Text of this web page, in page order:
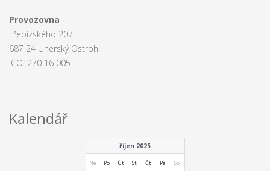
Provozovna
Třebízského 207
687 24 Uherský Ostroh
ICO: 270 16 005
Kalendář
říjen 2025
Ne Po Út St Čt Pá So